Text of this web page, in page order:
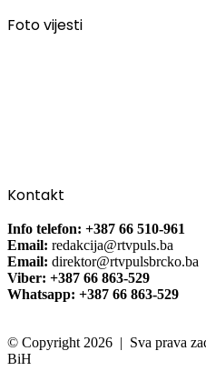
Foto vijesti
Kontakt
Info telefon: +387 66 510-961
Email: redakcija@rtvpuls.ba
Email: direktor@rtvpulsbrcko.ba
Viber: +387 66 863-529
Whatsapp: +387 66 863-529
© Copyright 2026 | Sva prava
BiH